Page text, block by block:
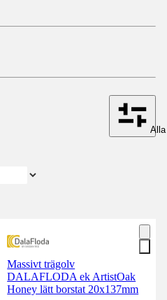
Massivt trägolv
DALAFLODA ek ArtistOak
Honey lätt borstat 20x137mm